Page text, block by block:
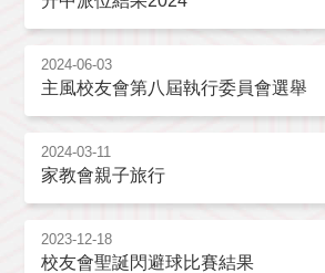
2024-06-03
主風校友會第八屆執行委員會選舉
2024-03-11
家教會親子旅行
2023-12-18
校友會聖誕閃避球比賽結果